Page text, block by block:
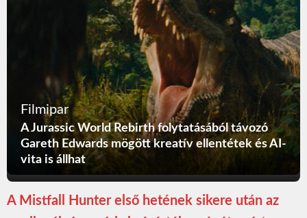
Filmipar
A Jurassic World Rebirth folytatásából távozó
Gareth Edwards mögött kreatív ellentétek és AI-
vita is állhat
A Mistfall Hunter első hetének sikere után az